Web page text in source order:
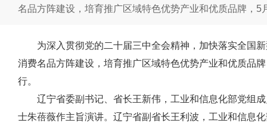
名品方阵建设，培育推广区域特色优势产业和优质品牌，
为深入贯彻党的二十届三中全会精神，加快落实全国
消费名品方阵建设，培育推广区域特色优势产业和优质品
行。
辽宁省委副书记、省长王新伟，工业和信息化部党组
士朱蓓薇作主旨演讲。辽宁省副省长王利波，工业和信息